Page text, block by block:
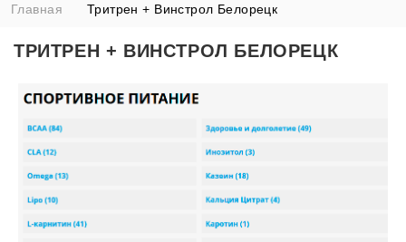
Главная Тритрен + Винстрол Белорецк
ТРИТРЕН + ВИНСТРОЛ БЕЛОРЕЦК